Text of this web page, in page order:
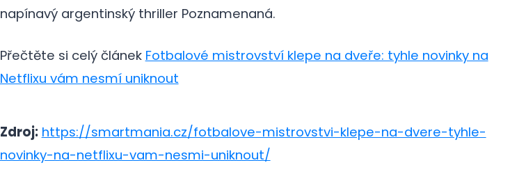
napínavý argentinský thriller Poznamenaná.
Přečtěte si celý článek Fotbalové mistrovství klepe na dveře: tyhle novinky na
Netflixu vám nesmí uniknout
Zdroj: https://smartmania.cz/fotbalove-mistrovstvi-klepe-na-dvere-tyhle-
novinky-na-netflixu-vam-nesmi-uniknout/